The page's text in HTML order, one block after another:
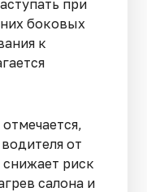
при
боковых
к
от
риск
салона и